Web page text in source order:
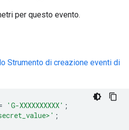
per questo evento.
Strumento di creazione eventi di
'G-XXXXXXXXXX' ;
;